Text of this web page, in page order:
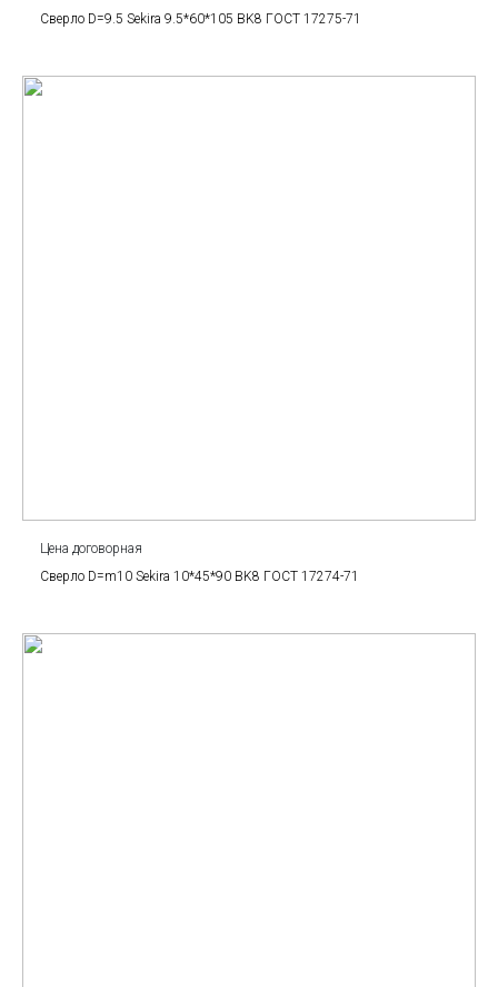
Сверло D=9.5 Sekira 9.5*60*105 BK8 ГОСТ 17275-71
Цена договорная
Сверло D=m10 Sekira 10*45*90 BK8 ГОСТ 17274-71